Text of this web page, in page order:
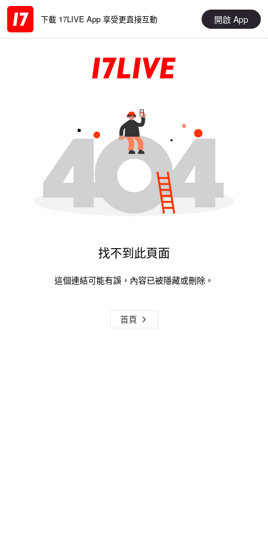
下載 17LIVE App 享受更直接互動 開啟 App
找不到此頁面
這個連結可能有誤，內容已被隱藏或刪除。
首頁